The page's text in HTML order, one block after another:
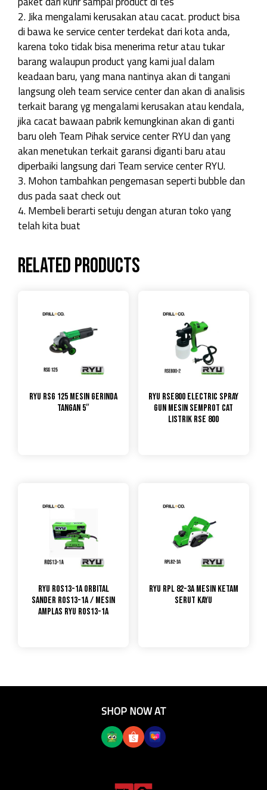
2. Jika mengalami kerusakan atau cacat. product bisa
di bawa ke service center terdekat dari kota anda,
karena toko tidak bisa menerima retur atau tukar
barang walaupun product yang kami jual dalam
keadaan baru, yang mana nantinya akan di tangani
langsung oleh team service center dan akan di analisis
terkait barang yg mengalami kerusakan atau kendala,
jika cacat bawaan pabrik kemungkinan akan di ganti
baru oleh Team Pihak service center RYU dan yang
akan menetukan terkait garansi diganti baru atau
diperbaiki langsung dari Team service center RYU.
3. Mohon tambahkan pengemasan seperti bubble dan
dus pada saat check out
4. Membeli berarti setuju dengan aturan toko yang
telah kita buat
Related products
RYU RSG 125 Mesin Gerinda
Tangan 5″
RYU RSE800 ELECTRIC SPRAY
GUN MESIN SEMPROT CAT
LISTRIK RSE 800
RYU ROS13-1A Orbital
Sander ROS13-1A / Mesin
Amplas Ryu ROS13-1A
RYU RPL 82-3A Mesin Ketam
Serut Kayu
SHOP NOW AT